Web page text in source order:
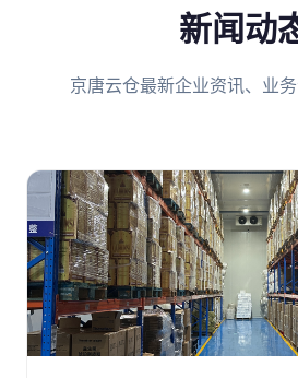
新闻动
京唐云仓最新企业资讯、业